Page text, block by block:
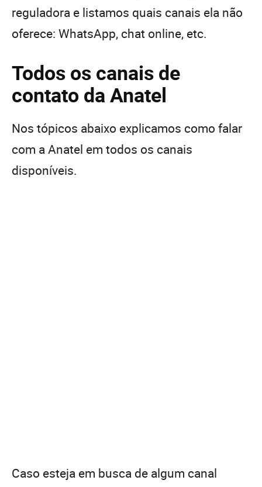
reguladora e listamos quais canais ela não
oferece: WhatsApp, chat online, etc.
Todos os canais de
contato da Anatel
Nos tópicos abaixo explicamos como falar
com a Anatel em todos os canais
disponíveis.
Caso esteja em busca de algum canal